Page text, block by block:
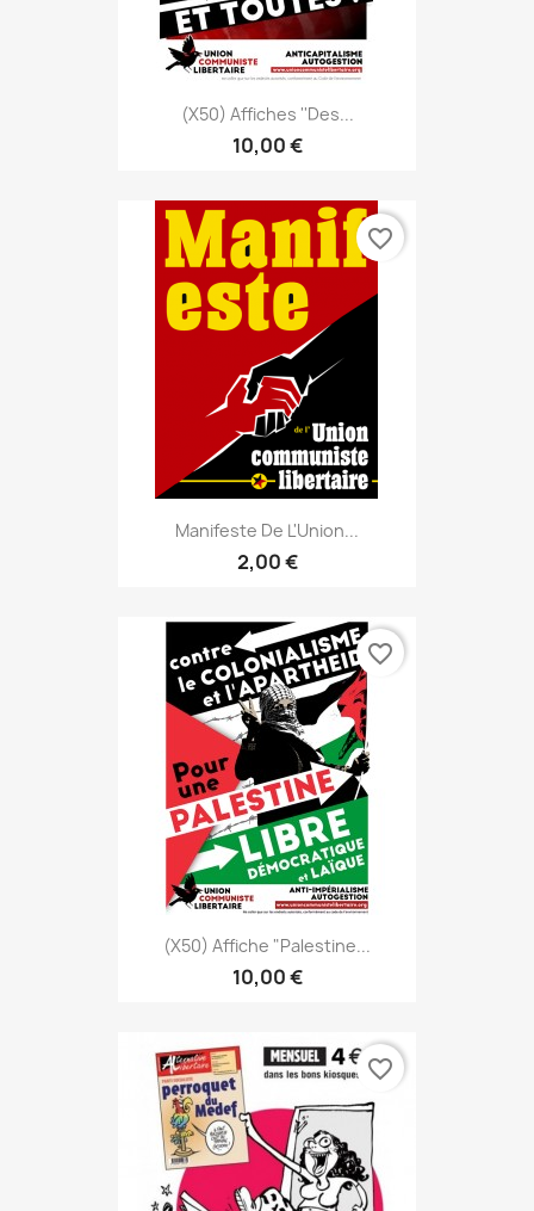
(x50) Affiches ''Des...
10,00 €
Manifeste De L'Union...
2,00 €
favorite_border
(x50) Affiche "Palestine...
10,00 €
favorite_border
favorite_border